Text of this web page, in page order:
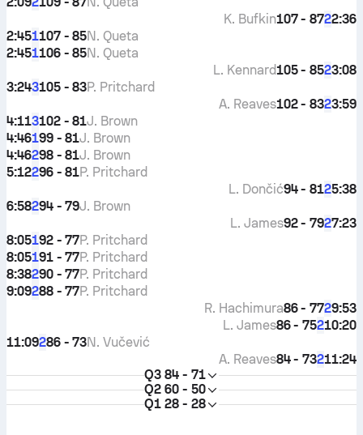
2:36
2
107 - 87
K. Bufkin
2:451107 - 85N. Queta
2:451106 - 85N. Queta
3:08
2
105 - 85
L. Kennard
3:243105 - 83P. Pritchard
3:59
2
102 - 83
A. Reaves
4:113102 - 81J. Brown
4:46199 - 81J. Brown
4:46298 - 81J. Brown
5:12296 - 81P. Pritchard
5:38
2
94 - 81
L. Dončić
6:58294 - 79J. Brown
7:23
2
92 - 79
L. James
8:05192 - 77P. Pritchard
8:05191 - 77P. Pritchard
8:38290 - 77P. Pritchard
9:09288 - 77P. Pritchard
9:53
2
86 - 77
R. Hachimura
10:20
2
86 - 75
L. James
11:09286 - 73N. Vučević
11:24
2
84 - 73
A. Reaves
Q3 84 - 71
Q2 60 - 50
Q1 28 - 28